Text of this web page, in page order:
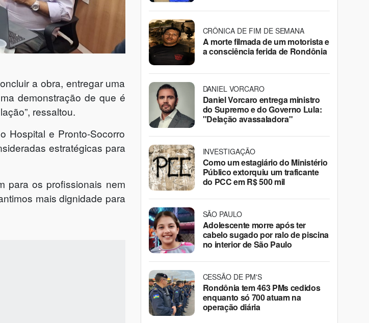
a obra, entregar uma
demonstração de que é
ressaltou.
Hospital e Pronto-Socorro
estratégicas para
para os profissionais nem
mais dignidade para
CRÔNICA DE FIM DE SEMANA
A morte filmada de um motorista e
a consciência ferida de Rondônia
DANIEL VORCARO
Daniel Vorcaro entrega ministro
do Supremo e do Governo Lula:
"Delação avassaladora"
INVESTIGAÇÃO
Como um estagiário do Ministério
Público extorquiu um traficante
do PCC em R$ 500 mil
SÃO PAULO
Adolescente morre após ter
cabelo sugado por ralo de piscina
no interior de São Paulo
CESSÃO DE PM'S
Rondônia tem 463 PMs cedidos
enquanto só 700 atuam na
operação diária